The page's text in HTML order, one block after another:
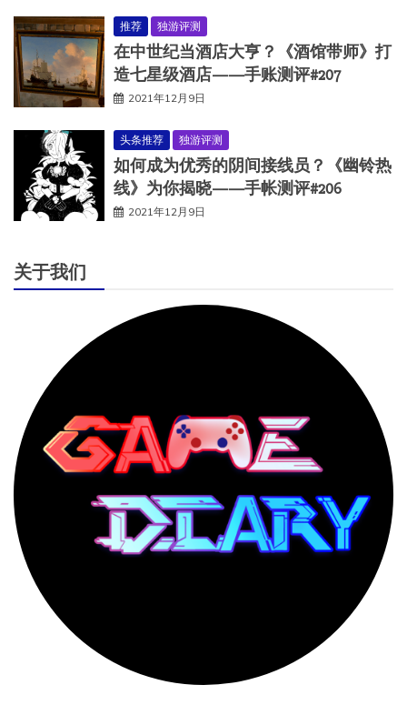
推荐 独游评测
在中世纪当酒店大亨？《酒馆带师》打
造七星级酒店——手账测评#207
2021年12月9日
头条推荐 独游评测
如何成为优秀的阴间接线员？《幽铃热
线》为你揭晓——手帐测评#206
2021年12月9日
关于我们